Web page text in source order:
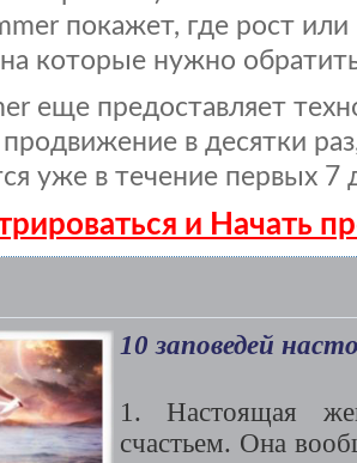
покажет, где рост
которые нужно
еще предоставляет
в десятки
уже в течение первых 7
и Начать
10 заповедей
1. Настоящая
счастьем. Она